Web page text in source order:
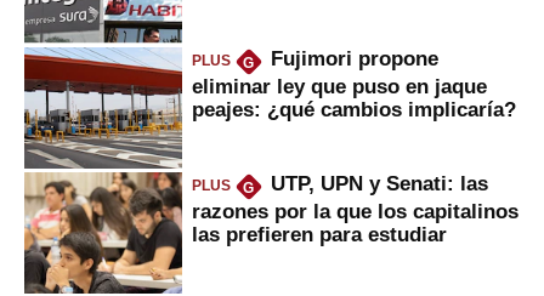
PLUS G
Fujimori propone
eliminar ley que puso en jaque
peajes: ¿qué cambios implicaría?
PLUS G
UTP, UPN y Senati: las
razones por la que los capitalinos
las prefieren para estudiar